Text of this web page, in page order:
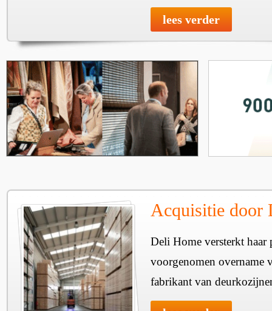
lees verder
Acquisitie door
Deli Home versterkt haar
voorgenomen overname
fabrikant van